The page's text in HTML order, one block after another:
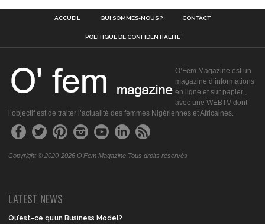
ACCUEIL QUI SOMMES-NOUS ? CONTACT
POLITIQUE DE CONFIDENTIALITÉ
O’Fem Magazine est un
magazine d’informations
en ligne et sur papier ,
avec une WEBTV dont
l’objectif est de traiter l’actualité des femmes Nigériennes et Africaines.
Copyright © 2020-2026 O'Fem Magazine Tous droits réservés
LATEST NEWS
Qu’est-ce qu’un Business Model?